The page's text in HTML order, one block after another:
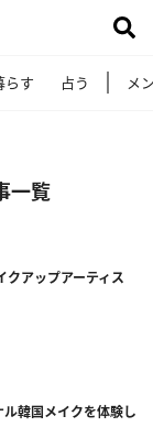
らす 占う メ
一覧
クアップアーティス
韓国メイクを体験し